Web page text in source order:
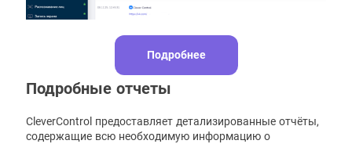
Подробнее
Подробные отчеты
CleverControl предоставляет детализированные отчёты,
содержащие всю необходимую информацию о